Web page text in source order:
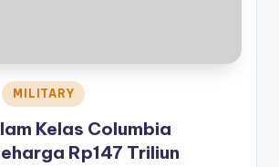
MILITARY
Kelas Columbia
Rp147 Triliun